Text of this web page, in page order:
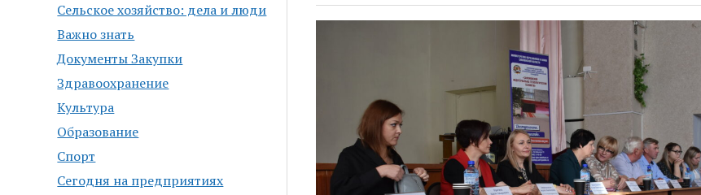
Сельское хозяйство: дела и люди
Важно знать
Документы Закупки
Здравоохранение
Культура
Образование
Спорт
Сегодня на предприятиях